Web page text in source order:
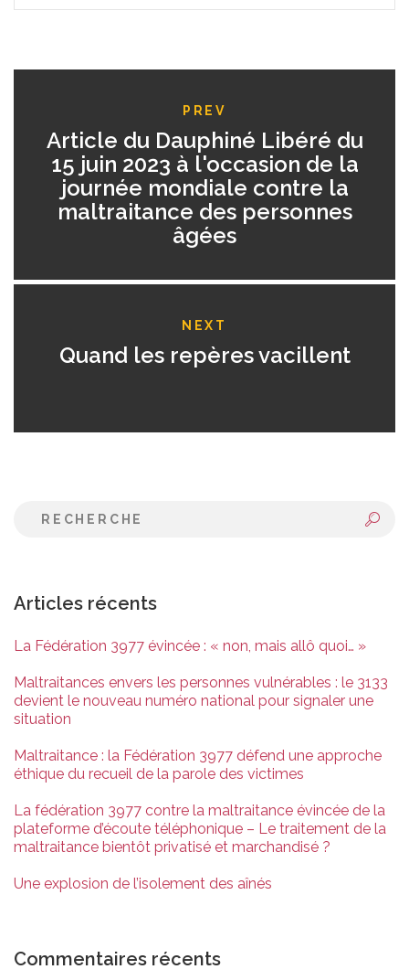
PREV
Article du Dauphiné Libéré du
15 juin 2023 à l'occasion de la
journée mondiale contre la
maltraitance des personnes
âgées
NEXT
Quand les repères vacillent
Articles récents
La Fédération 3977 évincée : « non, mais allô quoi… »
Maltraitances envers les personnes vulnérables : le 3133
devient le nouveau numéro national pour signaler une
situation
Maltraitance : la Fédération 3977 défend une approche
éthique du recueil de la parole des victimes
La fédération 3977 contre la maltraitance évincée de la
plateforme d’écoute téléphonique – Le traitement de la
maltraitance bientôt privatisé et marchandisé ?
Une explosion de l’isolement des aînés
Commentaires récents